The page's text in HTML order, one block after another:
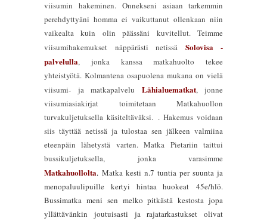
viisumin hakeminen. Onnekseni asiaan tarkemmin
perehdyttyäni homma ei vaikuttanut ollenkaan niin
vaikealta kuin olin päässäni kuvitellut. Teimme
viisumihakemukset näppärästi netissä Solovisa -
palvelulla, jonka kanssa matkahuolto tekee
yhteistyötä. Kolmantena osapuolena mukana on vielä
viisumi- ja matkapalvelu Lähialuematkat, jonne
viisumiasiakirjat toimitetaan Matkahuollon
turvakuljetuksella käsiteltäväksi. . Hakemus voidaan
siis täyttää netissä ja tulostaa sen jälkeen valmiina
eteenpäin lähetystä varten. Matka Pietariin taittui
bussikuljetuksella, jonka varasimme
Matkahuollolta. Matka kesti n.7 tuntia per suunta ja
menopaluulipuille kertyi hintaa huokeat 45e/hlö.
Bussimatka meni sen melko pitkästä kestosta jopa
yllättävänkin joutuisasti ja rajatarkastukset olivat